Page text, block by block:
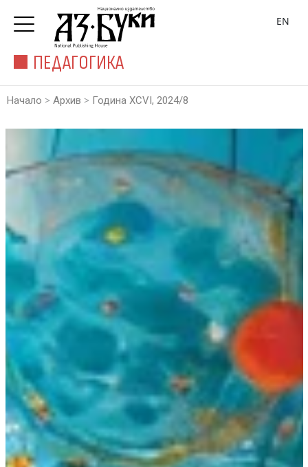
ПЕДАГОГИКА
EN
Начало > Архив > Година XCVI, 2024/8